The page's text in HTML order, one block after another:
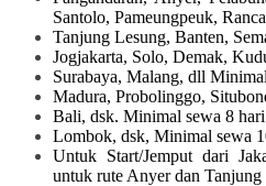
Santolo, Pameungpeuk,
Tanjung Lesung, Banten,
Jogjakarta, Solo, Demak,
Surabaya, Malang, dll
Madura, Probolinggo,
Bali, dsk. Minimal sewa 8 hari
Lombok, dsk, Minimal sewa
Untuk Start/Jemput dari
untuk rute Anyer dan Tanjung